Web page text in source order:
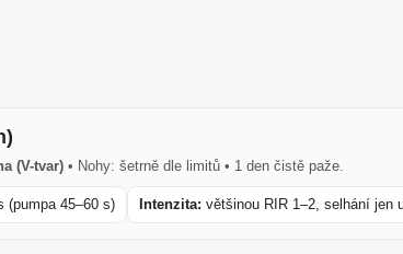
(V-tvar) • Nohy: šetrně dle limitů • 1 den čistě paže.
(pumpa 45–60 s) Intenzita: většinou RIR 1–2, selhání jen